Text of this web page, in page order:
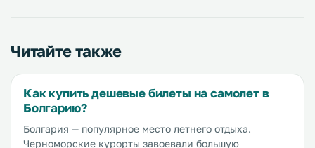
Читайте также
Как купить дешевые билеты на самолет в
Болгарию?
Болгария — популярное место летнего отдыха.
Черноморские курорты завоевали большую